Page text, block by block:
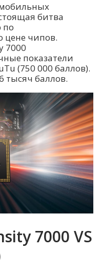
битва
по
цене чипов.
7000
показатели
(750 000 баллов).
тысяч баллов.
7000 VS